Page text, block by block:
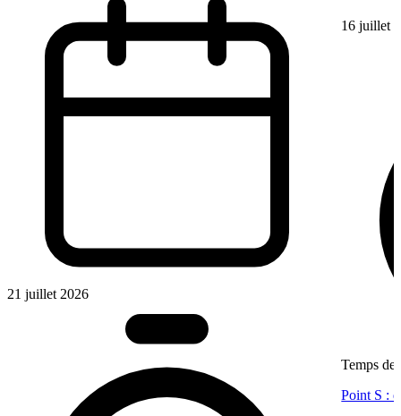
21 juillet 2026
16 juillet
Temps de
Point S :